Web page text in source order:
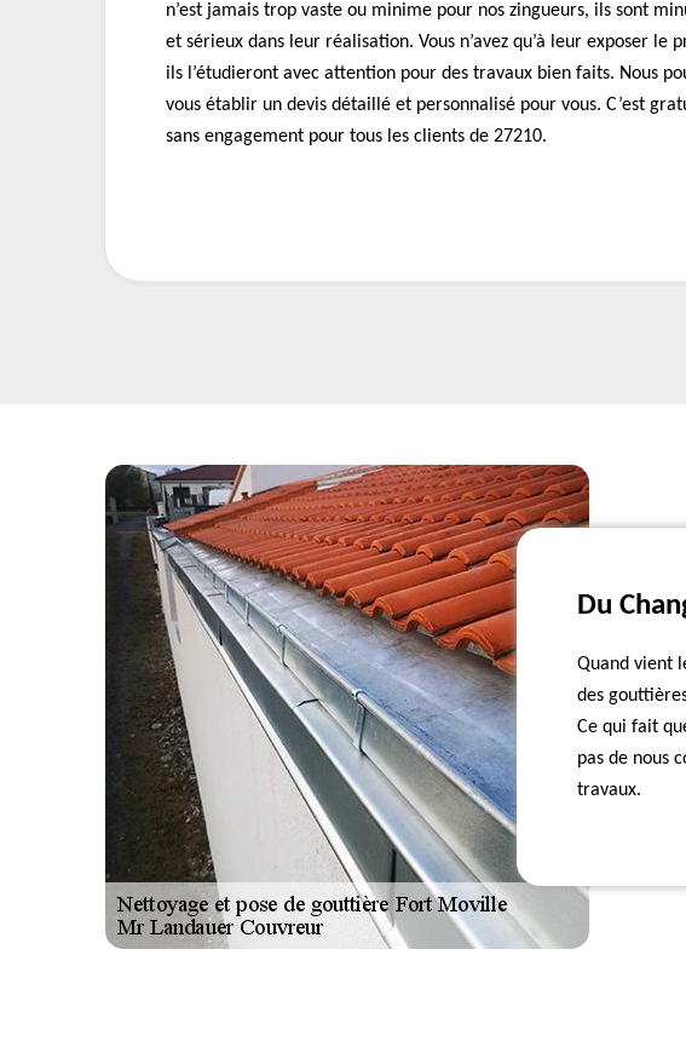
n’est jamais trop vaste ou minime pour nos zingueurs, ils sont
et sérieux dans leur réalisation. Vous n’avez qu’à leur exposer le
ils l’étudieront avec attention pour des travaux bien faits. Nous
vous établir un devis détaillé et personnalisé pour vous. C’est
sans engagement pour tous les clients de 27210.
Du
Quand vient
des
Ce qui fait
pas de nous
travaux.